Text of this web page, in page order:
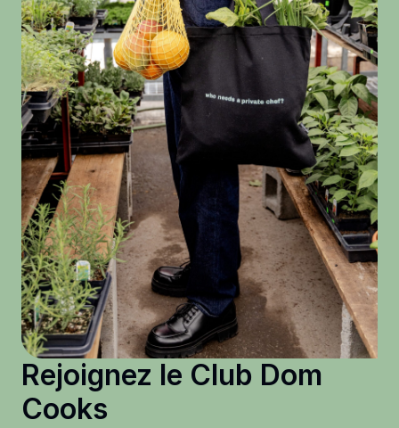
Rejoignez le Club Dom
Cooks